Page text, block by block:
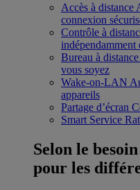
Accès à distance
connexion
Contrôle à
indépendamment
Bureau à distance
vous soyez
Wake-on-LAN
appareils
Partage d’écran
Smart Service
Selon le besoin
pour les